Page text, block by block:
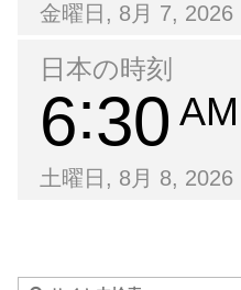
金曜日, 8月 7, 2026
日本の時刻
6 30 AM
土曜日, 8月 8, 2026